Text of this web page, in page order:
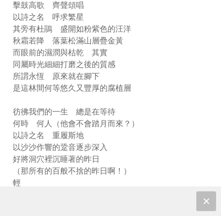
擊鼓高歌 齊聲頌唱
以詩之名 呼求繁星
其旁有杜鵑 盛開如粉紫色的汪洋
秋霜若降 落葉松滿山層疊金黃
而眼前的濕潤與枯乾 其實
同屬時光細細打磨之後的質感
所謂永恆 原來就在腳下
是這林間何等悠久又豐厚的腐植層
彷彿我們的一生 總是在等待
何時 何人（他會不會踏月而來？）
以詩之名 重履斯地
以沙沙作響的跫音逐步深入
好將洞穴裡沉睡著的昨日
（那所有的百般不捨的昨日啊！）
輕